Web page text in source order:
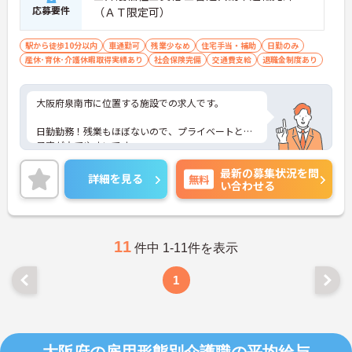
応募要件
（ＡＴ限定可）
駅から徒歩10分以内 車通勤可 残業少なめ 住宅手当・補助
日勤のみ
産休･育休･介護休暇取得実績あり
社会保険完備 交通費支給 退職金制度あり
大阪府泉南市に位置する施設での求人です。
日勤勤務！残業もほぼないので、プライベートとの
予定が立てやすいです。
ご興味のある方は、お気軽にお問い合わせくださ
い。
詳細を見る 無料
最新の募集状況を問
い合わせる
11 件中 1-11件を表示
1